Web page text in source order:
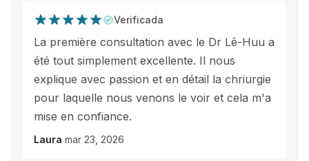
Verificada
La première consultation avec le Dr Lê-Huu a
été tout simplement excellente. Il nous
explique avec passion et en détail la chriurgie
pour laquelle nous venons le voir et cela m'a
mise en confiance.
Laura mar 23, 2026